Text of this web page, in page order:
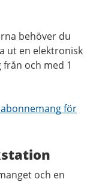
behöver du
ut en elektronisk
och med 1
för
och en